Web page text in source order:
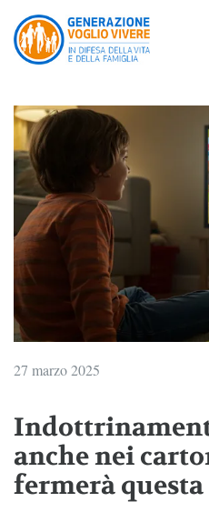
27 marzo 2025
anche nei
fermerà questa